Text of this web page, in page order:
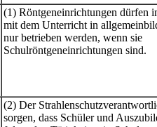
(1) Röntgeneinrichtungen dürfen
mit dem Unterricht in
nur betrieben werden, wenn sie
Schulröntgeneinrichtungen sind.
(2) Der
sorgen, dass Schüler und